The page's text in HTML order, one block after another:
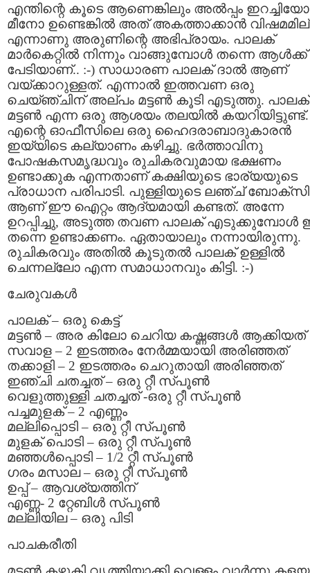
എന്തിന്റെ കൂടെ ആണെങ്കിലും അല്‍പ്പം ഇറച്ചിയോ
മീനോ ഉണ്ടെങ്കില്‍ അത് അകത്താക്കാന്‍
എന്നാണു അരുണിന്റെ അഭിപ്രായം. പാലക്
മാര്‍കെറ്റില്‍ നിന്നും വാങ്ങുമ്പോള്‍ തന്നെ ആള്‍ക്ക്
പേടിയാണ്.. :-) സാധാരണ പാലക് ദാല്‍ ആണ്
വയ്ക്കാറുള്ളത്. എന്നാല്‍ ഇത്തവണ ഒരു
ചെയ്ഞ്ചിന് അല്പം മട്ടണ്‍ കൂടി എടുത്തു. പാലക്
മട്ടണ്‍ എന്ന ഒരു ആശയം തലയില്‍ കയറിയിട്ടുണ്ട്.
എന്റെ ഓഫീസിലെ ഒരു ഹൈദരാബാദുകാരന്‍
ഇയ്യിടെ കല്യാണം കഴിച്ചു. ഭര്‍ത്താവിനു
പോഷകസമൃദ്ധവും രുചികരവുമായ ഭക്ഷണം
ഉണ്ടാക്കുക എന്നതാണ് കക്ഷിയുടെ ഭാര്യയുടെ
പ്രാധാന പരിപാടി. പുള്ളിയുടെ ലഞ്ച്
ആണ് ഈ ഐറ്റം ആദ്യമായി കണ്ടത്. അന്നേ
ഉറപ്പിച്ചു, അടുത്ത തവണ പാലക് എടുക്കുമ്പോള്‍
തന്നെ ഉണ്ടാക്കണം. ഏതായാലും നന്നായിരുന്നു.
രുചികരവും അതില്‍ കൂടുതല്‍ പാലക് ഉള്ളില്‍
ചെന്നല്ലോ എന്ന സമാധാനവും കിട്ടി. :-)
ചേരുവകള്‍
പാലക് – ഒരു കെട്ട്
മട്ടണ്‍ – അര കിലോ ചെറിയ കഷ്ണങ്ങള്‍ ആക്കിയത്
സവാള – 2 ഇടത്തരം നേര്‍മ്മയായി അരിഞ്ഞത്
തക്കാളി – 2 ഇടത്തരം ചെറുതായി അരിഞ്ഞത്
ഇഞ്ചി ചതച്ചത് – ഒരു റ്റീ സ്പൂണ്‍
വെളുത്തുള്ളി ചതച്ചത് -ഒരു റ്റീ സ്പൂണ്‍
പച്ചമുളക് – 2 എണ്ണം
മല്ലിപ്പൊടി – ഒരു റ്റീ സ്പൂണ്‍
മുളക് പൊടി – ഒരു റ്റീ സ്പൂണ്‍
മഞ്ഞള്‍പ്പൊടി – 1/2 റ്റീ സ്പൂണ്‍
ഗരം മസാല – ഒരു റ്റീ സ്പൂണ്‍
ഉപ്പ് – ആവശ്യത്തിന്
എണ്ണ- 2 റ്റേബിള്‍ സ്പൂണ്‍
മല്ലിയില – ഒരു പിടി
പാചകരീതി